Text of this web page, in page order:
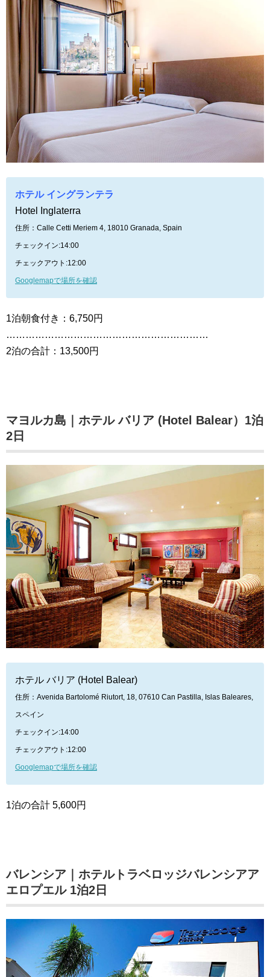
ホテル イングランテラ
Hotel Inglaterra
住所：Calle Cetti Meriem 4, 18010 Granada, Spain
チェックイン:14:00
チェックアウト:12:00
Googlemapで場所を確認
1泊朝食付き：6,750円
………………………………………………………
2泊の合計：13,500円
マヨルカ島｜ホテル バリア (Hotel Balear）1泊
2日
ホテル バリア (Hotel Balear)
住所：Avenida Bartolomé Riutort, 18, 07610 Can Pastilla, Islas Baleares,
スペイン
チェックイン:14:00
チェックアウト:12:00
Googlemapで場所を確認
1泊の合計 5,600円
バレンシア｜ホテルトラベロッジバレンシアア
エロプエル 1泊2日